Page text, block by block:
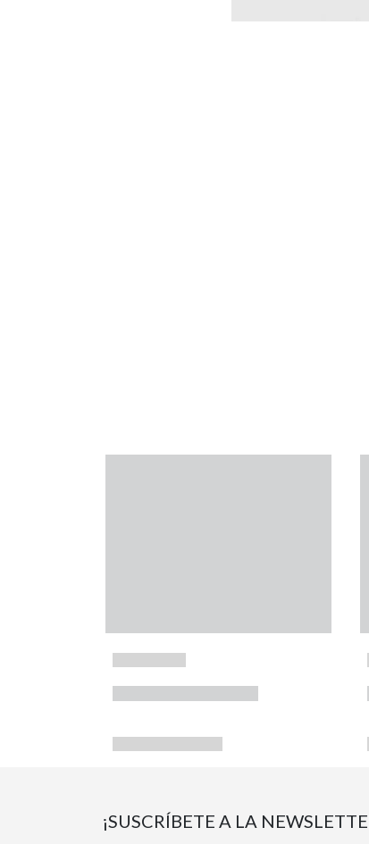
¡SUSCRÍBETE A LA